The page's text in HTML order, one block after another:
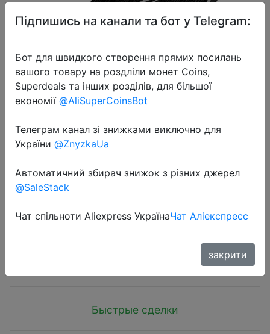
2019-02-12
Netac Z1 512G USB3.0 Мобильный
SSD твердотельный накопитель
Мобильный мир
Быстрые сделки
Підпишись на канали та бот у Telegram:
Бот для швидкого створення прямих посилань
вашого товару на роздліли монет Coins,
Superdeals та інших розділів, для більшої
економії @AliSuperCoinsBot
Телеграм канал зі знижками виключно для
України @ZnyzkaUa
Автоматичний збирач знижок з різних джерел
@SaleStack
Чат спільноти Aliexpress УкраїнаЧат Аліекспресс
закрити